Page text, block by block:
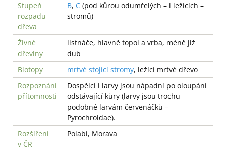
Stupeň
rozpadu
dřeva
B, C (pod kůrou odumřelých – i ležících –
stromů)
Živné
dřeviny
listnáče, hlavně topol a vrba, méně již
dub
Biotopy
mrtvé stojící stromy, ležící mrtvé dřevo
Rozpoznání
přítomnosti
Dospělci i larvy jsou nápadní po oloupání
odstávající kůry (larvy jsou trochu
podobné larvám červenáčků –
Pyrochroidae).
Rozšíření
v ČR
Polabí, Morava